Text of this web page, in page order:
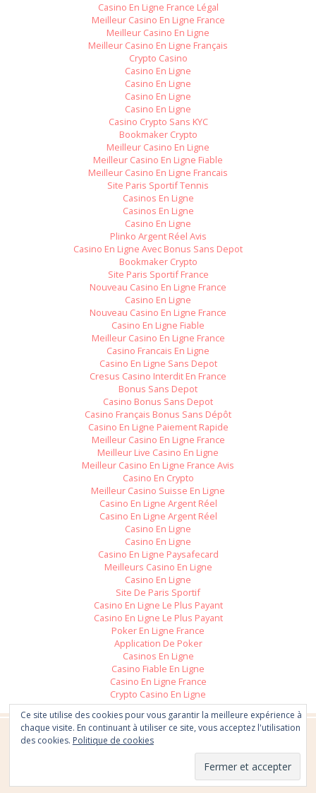
Casino En Ligne France Légal
Meilleur Casino En Ligne France
Meilleur Casino En Ligne
Meilleur Casino En Ligne Français
Crypto Casino
Casino En Ligne
Casino En Ligne
Casino En Ligne
Casino En Ligne
Casino Crypto Sans KYC
Bookmaker Crypto
Meilleur Casino En Ligne
Meilleur Casino En Ligne Fiable
Meilleur Casino En Ligne Francais
Site Paris Sportif Tennis
Casinos En Ligne
Casinos En Ligne
Casino En Ligne
Plinko Argent Réel Avis
Casino En Ligne Avec Bonus Sans Depot
Bookmaker Crypto
Site Paris Sportif France
Nouveau Casino En Ligne France
Casino En Ligne
Nouveau Casino En Ligne France
Casino En Ligne Fiable
Meilleur Casino En Ligne France
Casino Francais En Ligne
Casino En Ligne Sans Depot
Cresus Casino Interdit En France
Bonus Sans Depot
Casino Bonus Sans Depot
Casino Français Bonus Sans Dépôt
Casino En Ligne Paiement Rapide
Meilleur Casino En Ligne France
Meilleur Live Casino En Ligne
Meilleur Casino En Ligne France Avis
Casino En Crypto
Meilleur Casino Suisse En Ligne
Casino En Ligne Argent Réel
Casino En Ligne Argent Réel
Casino En Ligne
Casino En Ligne
Casino En Ligne Paysafecard
Meilleurs Casino En Ligne
Casino En Ligne
Site De Paris Sportif
Casino En Ligne Le Plus Payant
Casino En Ligne Le Plus Payant
Poker En Ligne France
Application De Poker
Casinos En Ligne
Casino Fiable En Ligne
Casino En Ligne France
Crypto Casino En Ligne
Casino En Ligne Avis
Parents du 21ème siècle2025.
Ce site utilise des cookies pour vous garantir la meilleure expérience à
chaque visite. En continuant à utiliser ce site, vous acceptez l'utilisation
des cookies. Politique de cookies